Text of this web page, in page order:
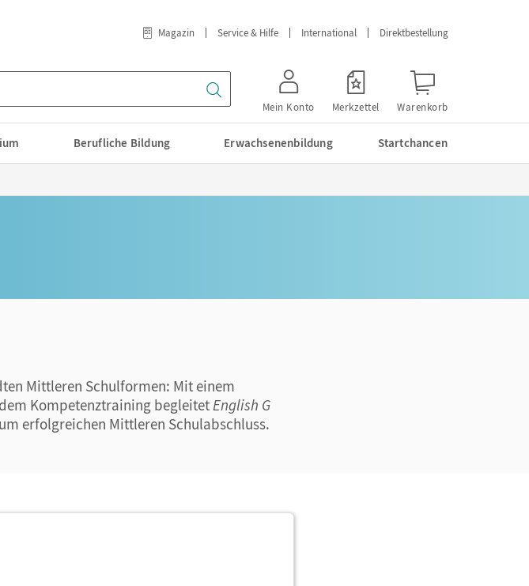
Magazin Service & Hilfe International Direktbestellung
Mein Konto Merkzettel Warenkorb
Berufliche Bildung Erwachsenenbildung Startchancen
Mittleren Schulformen: Mit einem
Kompetenztraining begleitetEnglish G
erfolgreichen Mittleren Schulabschluss.